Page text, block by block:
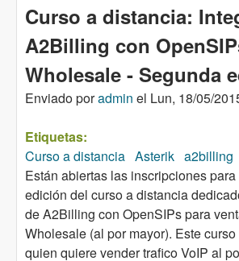
Curso a distancia:
A2Billing con
Wholesale - Segunda
Enviado poradmin el Lun, 18/05/
Etiquetas:
Curso a distancia Asterik a2billing
Están abiertas las inscripciones
edición del curso a distancia
de A2Billing con OpenSIPs para
Wholesale (al por mayor). Este
quien quiere vender trafico VoIP al